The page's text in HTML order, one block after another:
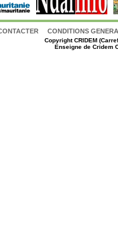
CONDITIONS
CopyrightCRIDEM
Enseigne de Cridem